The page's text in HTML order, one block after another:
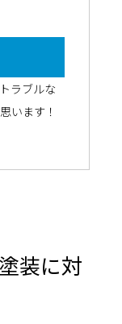
ラブルな
います！
装に対